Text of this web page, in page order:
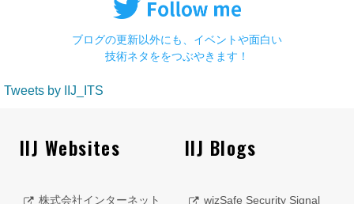
ブログの更新以外にも、イベントや面白い
技術ネタををつぶやきます！
Tweets by IIJ_ITS
IIJ Websites
株式会社インターネット
IIJ Blogs
wizSafe Security Signal